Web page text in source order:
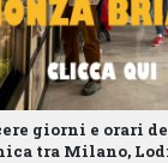
giorni e orari
tra Milano,